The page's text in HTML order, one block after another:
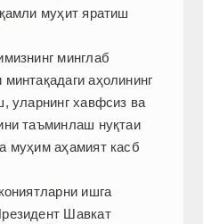
муҳит яратиш
минг­лаб
аҳолининг
уларнинг хавфсиз ва
таъминлаш нуқтаи
муҳим аҳамият касб
ишга
Шавкат